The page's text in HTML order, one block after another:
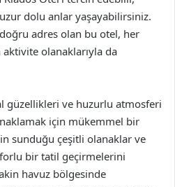
dolu anlar yaşayabilirsiniz.
adres olan bu otel, her
olanaklarıyla da
güzellikleri ve huzurlu atmosferi
için mükemmel bir
sunduğu çeşitli olanaklar ve
bir tatil geçirmelerini
havuz bölgesinde